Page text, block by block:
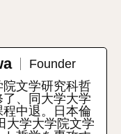
Founder
文学研究科哲
、同大学大学
中退。日本倫
大学大学院文学